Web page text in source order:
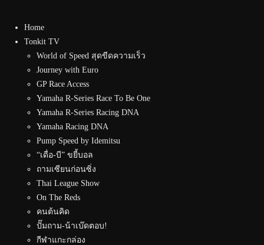
Home
Tonkit TV
World of Speed สุดขีดความเร็ว
Journey with Euro
GP Race Access
Yamaha R-Series Race To Be One
Yamaha R-Series Racing DNA
Yamaha Racing DNA
Pump Speed by Idemitsu
“เดื่อ-บี” ขยี้บอล
ถามเซียนก่อนซิ่ง
Thai League Show
On The Reds
คนต้นคิด
ปั๊มถาม-น้าเบ๊ดตอบ!
กีฬาแกะกล่อง